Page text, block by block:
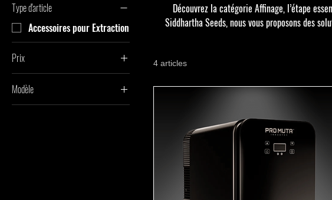
Type d'article
Accessoires pour Extraction
Prix
15 € 349 €
Modèle
Basique
Découvrez la catégorie Affinage, l’étape
Siddhartha Seeds, nous vous proposons des
4 articles